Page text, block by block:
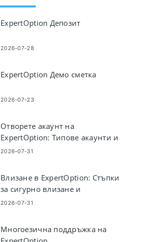
ExpertOption Депозит
2026-07-28
ExpertOption Демо сметка
2026-07-23
Отворете акаунт на
ExpertOption: Типове акаунти и
стъпки за настройка
2026-07-31
Влизане в ExpertOption: Стъпки
за сигурно влизане и
отстраняване на неизправности
2026-07-31
Многоезична поддръжка на